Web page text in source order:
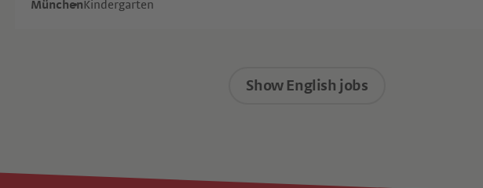
MünchenKindergarten
Show English jobs